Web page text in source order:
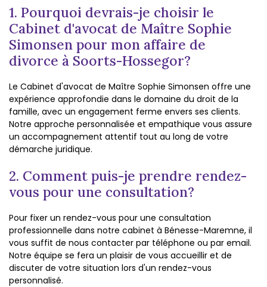
1. Pourquoi devrais-je choisir le
Cabinet d'avocat de Maître Sophie
Simonsen pour mon affaire de
divorce à Soorts-Hossegor?
Le Cabinet d'avocat de Maître Sophie Simonsen offre une
expérience approfondie dans le domaine du droit de la
famille, avec un engagement ferme envers ses clients.
Notre approche personnalisée et empathique vous assure
un accompagnement attentif tout au long de votre
démarche juridique.
2. Comment puis-je prendre rendez-
vous pour une consultation?
Pour fixer un rendez-vous pour une consultation
professionnelle dans notre cabinet à Bénesse-Maremne, il
vous suffit de nous contacter par téléphone ou par email.
Notre équipe se fera un plaisir de vous accueillir et de
discuter de votre situation lors d'un rendez-vous
personnalisé.